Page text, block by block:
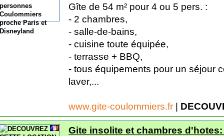
Gîte de 54 m² pour 4 ou 5 pers. :
- 2 chambres,
- salle-de-bains,
- cuisine toute équipée,
- terrasse + BBQ,
- tous équipements pour un séjour
laver,...
www.gite-coulommiers.fr |
Gite insolite et chambres